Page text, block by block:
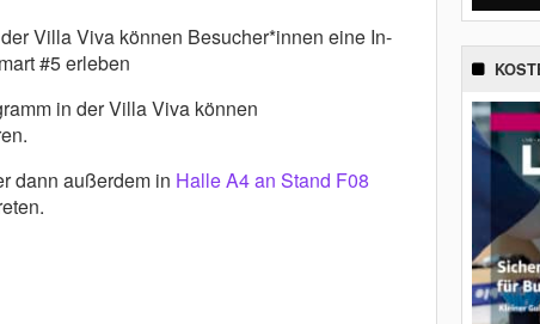
Villa Viva können Besucher*innen eine In-
#5 erleben
in der Villa Viva können
dann außerdem in Halle A4 an Stand F08